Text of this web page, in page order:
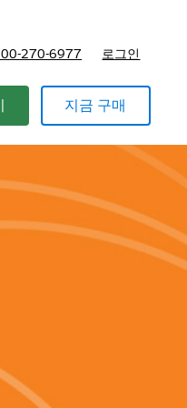
270-6977 로그인
지금 구매